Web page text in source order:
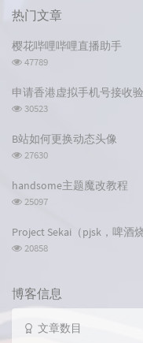
门
文
章
热门文章
樱花哔哩哔哩直播助手
浏
次
数:
47789
申请香港虚拟手机号接收
浏
次
数:
30523
B站如何更换动态头像
浏
次
27630
handsome主题魔改教程
浏
次
数:
25097
Project Sekai（pjsk，啤酒
浏
数:
20858
博客信息
文章数目